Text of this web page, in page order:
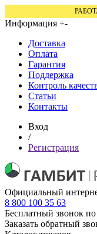
Информация +-
Доставка
Оплата
Гарантия
Поддержка
Контроль
Статьи
Контакты
Вход
/
Регистрация
Официальный
8 800 100 35 63
Бесплатный звонок
Заказать обратный